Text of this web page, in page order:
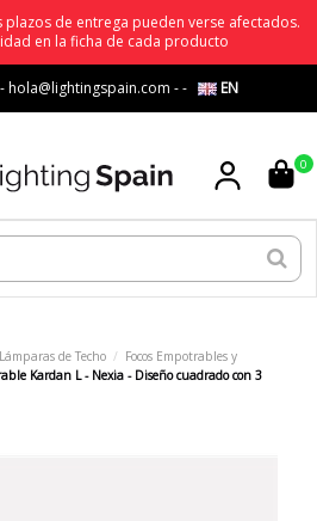
plazos de entrega pueden verse afectados.
en la ficha de cada producto
hola@lightingspain.com -- EN
0
Lámparas de Techo
Focos Empotrables y
Kardan L - Nexia - Diseño cuadrado con 3